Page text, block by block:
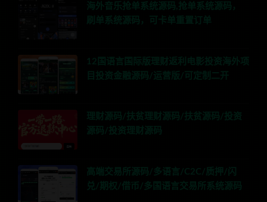
海外音乐抢单系统源码,抢单系统源码，
刷单系统源码，可卡单重置订单
12国语言国际版理财返利电影投资海外项
目投资金融源码/运营版/可定制二开
理财源码/扶贫理财源码/扶贫源码/投资
源码/投资理财源码
高端交易所源码/多语言/C2C/质押/闪
兑/期权/借币/多国语言交易所系统源码